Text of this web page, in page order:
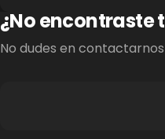
¿No encontraste
No dudes en contactarnos